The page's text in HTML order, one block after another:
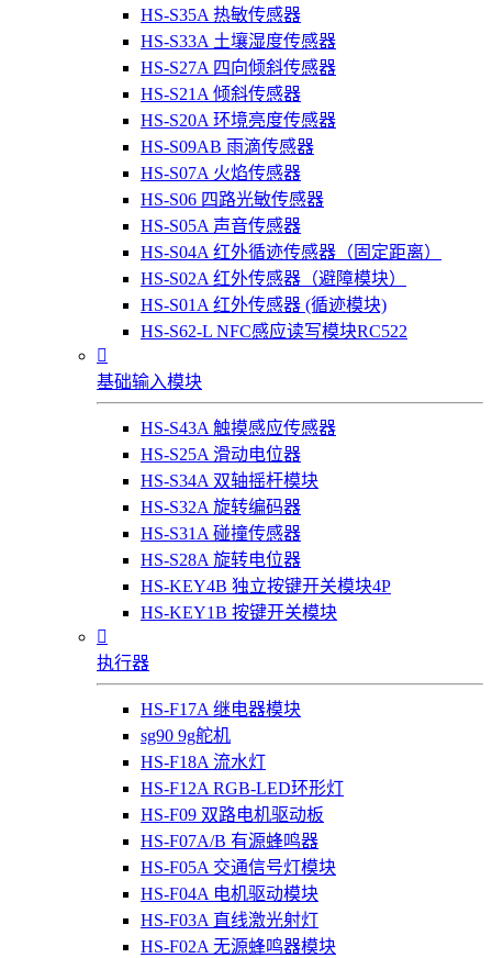
HS-S35A 热敏传感器
HS-S33A 土壤湿度传感器
HS-S27A 四向倾斜传感器
HS-S21A 倾斜传感器
HS-S20A 环境亮度传感器
HS-S09AB 雨滴传感器
HS-S07A 火焰传感器
HS-S06 四路光敏传感器
HS-S05A 声音传感器
HS-S04A 红外循迹传感器（固定距离）
HS-S02A 红外传感器（避障模块）
HS-S01A 红外传感器 (循迹模块)
HS-S62-L NFC感应读写模块RC522

基础输入模块
HS-S43A 触摸感应传感器
HS-S25A 滑动电位器
HS-S34A 双轴摇杆模块
HS-S32A 旋转编码器
HS-S31A 碰撞传感器
HS-S28A 旋转电位器
HS-KEY4B 独立按键开关模块4P
HS-KEY1B 按键开关模块

执行器
HS-F17A 继电器模块
sg90 9g舵机
HS-F18A 流水灯
HS-F12A RGB-LED环形灯
HS-F09 双路电机驱动板
HS-F07A/B 有源蜂鸣器
HS-F05A 交通信号灯模块
HS-F04A 电机驱动模块
HS-F03A 直线激光射灯
HS-F02A 无源蜂鸣器模块